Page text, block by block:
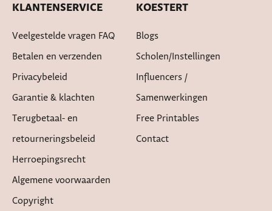
KLANTENSERVICE
Veelgestelde vragen FAQ
Betalen en verzenden
Privacybeleid
Garantie & klachten
Terugbetaal- en
retourneringsbeleid
Herroepingsrecht
Algemene voorwaarden
Copyright
KOESTERT
Blogs
Scholen/instellingen
Influencers /
Samenwerkingen
Free Printables
Contact